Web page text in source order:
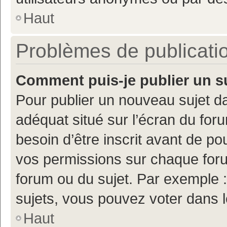
Haut
Problèmes de
Comment puis-je publier un
Pour publier un nouveau sujet
adéquat situé sur l’écran du
besoin d’être inscrit avant de
vos permissions sur chaque
forum ou du sujet. Par
sujets, vous pouvez voter dans
Haut